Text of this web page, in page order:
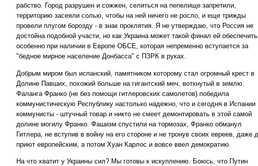
рабство. Город разрушен и сожжен, селиться на пепелище запретили,
территорию засеяли солью, чтобы на ней ничего не росло, и еще трижды
провели плугом борозду - в знак проклятия. Я не утверждаю, что Россия не
достойна подобной участи, но как Украина может такой финал ей
особенно при наличии в Европе ОБСЕ, которая непременно вступается за
"бедное мирное население Донбасса" с ПЗРК в руках.
Добрым миром был испанский, памятником которому стал огромный крест в
Долине Павших, похожий больше на гигантский меч, воткнутый в землю.
Фаланга Франко (не без помощи гитлеровских самолетов) победила
коммунистическую Республику настолько надежно, что и сегодня в Испании
коммунисты - штучный товар и никто не смеет демонтировать в этой самой
долине могилу Франко. Фашизм спустили на тормозах, Франко обманул
Гитлера, не вступив в войну на его стороне и не тронув своих евреев, даже
приют европейским, а потом Хуан Карлос и вовсе ввел демократию.
На что хватит у Украины сил? Мы готовы к искуплению. Боюсь, что Путин